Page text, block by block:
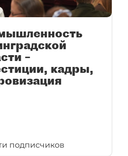
–
кадры,
подписчиков